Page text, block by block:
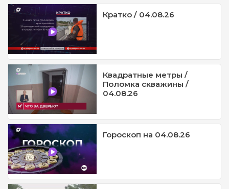
Кратко / 04.08.26
Квадратные метры /
Поломка скважины /
04.08.26
Гороскоп на 04.08.26